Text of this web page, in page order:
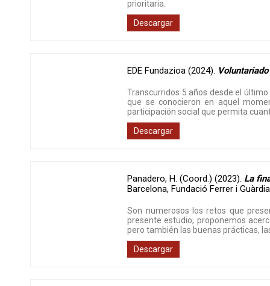
prioritaria.
Descargar
EDE Fundazioa (2024)
Transcurridos 5 años desde el
que se conocieron en aquel
participación social que permita
Descargar
Panadero, H. (Coord.) (2023) La
Barcelona,Fundació Ferrer i Guàrdia
Son numerosos los retos que
presente estudio, proponemos
pero también las buenas prácticas,
Descargar